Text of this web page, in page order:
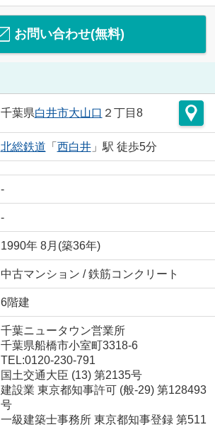
お問い合わせ(無料)
千葉県白井市大山口 ２丁目8
北総鉄道 「 西白井」駅 徒歩5分
-
-
1990年 8月(築36年)
中古マンション / 鉄筋コンクリート
6階建
千葉ニュータウン営業所
千葉県船橋市小室町3318-6
TEL:0120-230-791
国土交通大臣 (13) 第2135号
建設業 東京都知事許可 (般-29) 第128493
号
一級建築士事務所 東京都知事登録 第511